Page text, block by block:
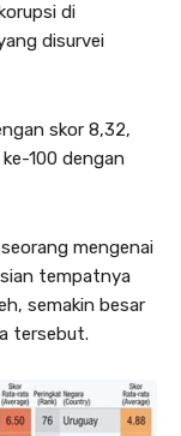
di
disurvei
skor 8,32,
100 dengan
mengenai
tempatnya
semakin besar
tersebut.